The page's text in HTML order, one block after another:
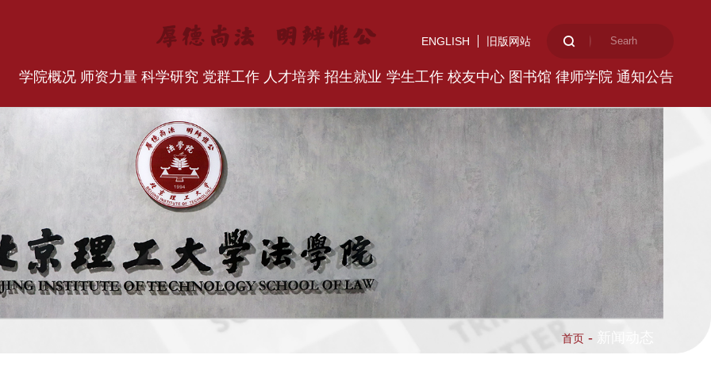
ENGLISH 旧版网站
学院概况 师资力量 科学研究 党群工作 人才培养 招生就业 学生工作 校友中心 图书馆 律师学院 通知公告
首页 -